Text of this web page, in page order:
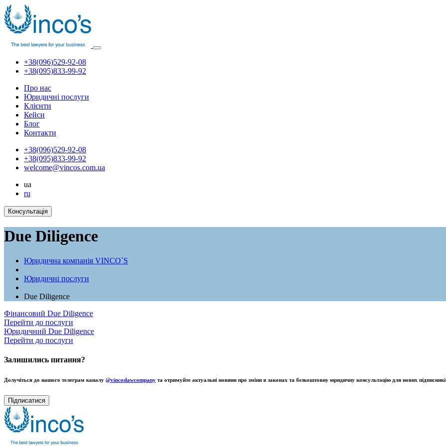
+38(096)529-92-08
+38(095)833-99-92
Про нас
Юридичні послуги
Клієнти
Кейси
Блог
Контакти
+38(096)529-92-08
+38(095)833-99-92
welcome@vincos.com.ua
ua
ru
Консультація
Due Diligence
Юридична компанія VINCO`S
Юридичні послуги
Due Diligence
Фінансовий Due Diligence
Перейти до послуги
Юридичний Due Diligence
Перейти до послуги
Залишились питання?
Долучіться до нашого телеграм каналу @vincoslawcompany та отримуйте актуальні новини про зміни в законах та безкоштовну юридичну консультацію для нових
Підписатися